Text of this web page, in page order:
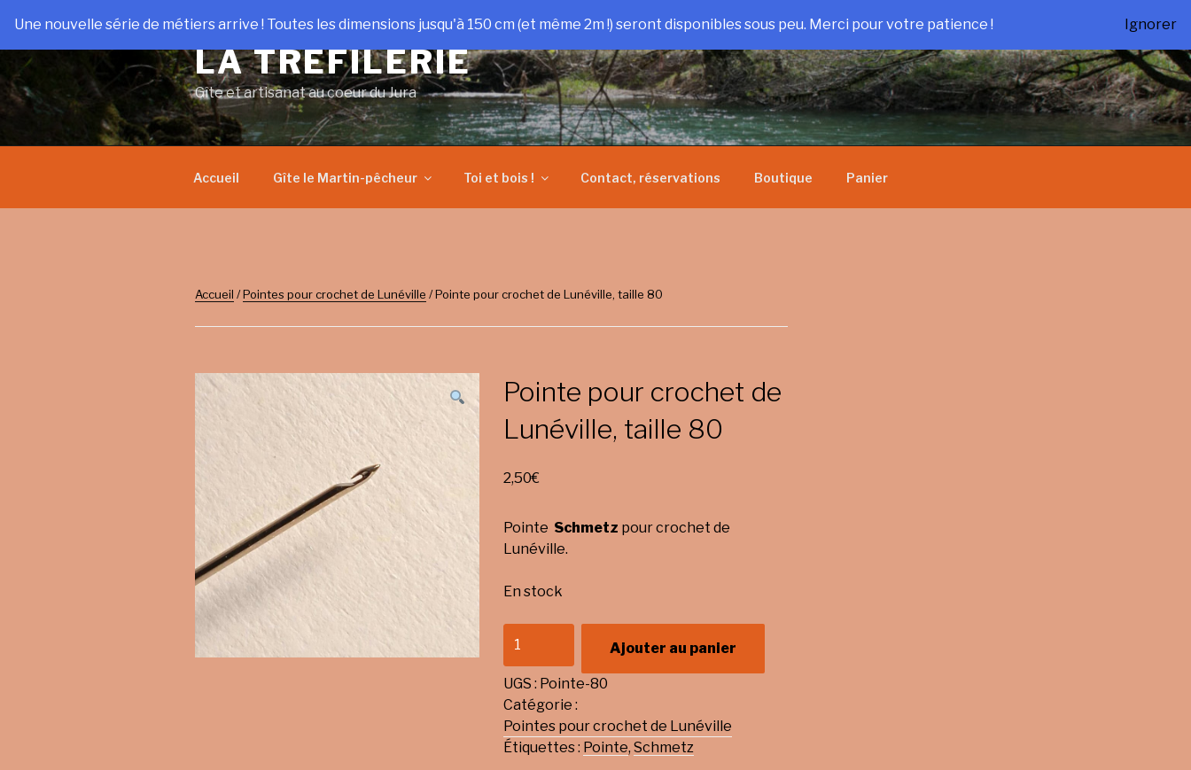
contenu
principal
LA TRÉFILERIE
Gîte et artisanat au coeur du Jura
Accueil Gîte le Martin-pêcheur Toi et bois ! Contact, réservations Boutique Panier
Accueil /Pointes pour crochet de Lunéville / Pointe pour crochet de Lunéville, taille 80
Pointe pour crochet de
Lunéville, taille 80
2,50€
Pointe Schmetz pour crochet de
Lunéville.
En stock
de
Pointe
pour
crochet
de
Lunéville,
Ajouter au panier
UGS : Pointe-80
Catégorie :
Pointes pour crochet de Lunéville
Étiquettes : Pointe, Schmetz
Une nouvelle série de métiers arrive ! Toutes les dimensions jusqu'à 150 cm (et même 2m !) seront disponibles sous peu. Merci pour votre patience ! Ignorer